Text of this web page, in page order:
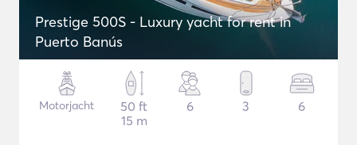
Prestige 500S - Luxury yacht for rent in
Puerto Banús
Motorjacht
50 ft
15 m
6 3 6